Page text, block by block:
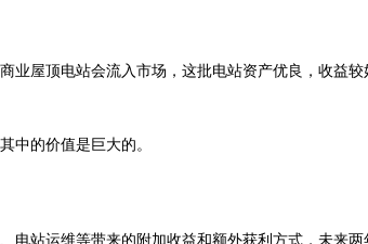
屋顶电站会流入市场，这批电站资产优良，收益
的价值是巨大的。
运维等带来的附加收益和额外获利方式，未来两